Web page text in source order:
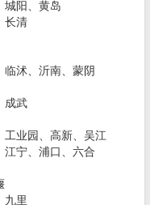
城阳、黄岛
长清
沭、沂南、蒙阴
成武
业园、高新、吴江
江宁、浦口、六合
九里